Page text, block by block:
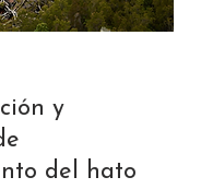
y
del hato